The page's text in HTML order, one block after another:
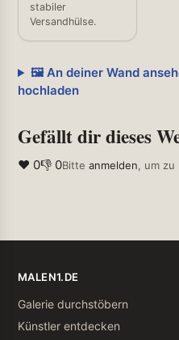
stabiler
Versandhülse.
🖼️ An deiner Wand
hochladen
Gefällt dir dieses
❤ 0👎 0Bitte anmelden, um
MALEN1.DE
Galerie durchstöbern
Künstler entdecken